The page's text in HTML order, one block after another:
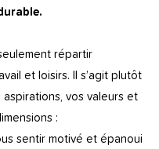
répartir
et loisirs. Il s’agit plutôt
vos valeurs et
:
sentir motivé et épanoui